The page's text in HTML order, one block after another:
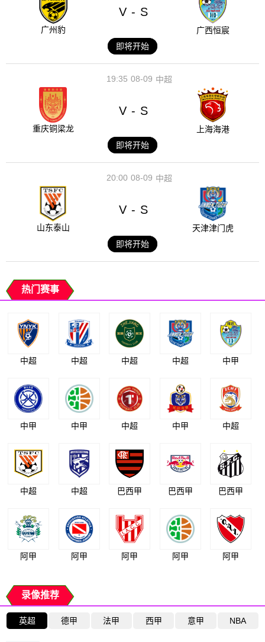
广州豹
V - S
广西恒宸
即将开始
08-09
19:35 中超
重庆铜梁龙
V - S
上海海港
即将开始
08-09
20:00 中超
山东泰山
V - S
天津津门虎
即将开始
热门赛事
中超 中超 中超 中超 中甲
中甲 中甲 中超 中甲 中超
中超 中超 巴西甲 巴西甲 巴西甲
阿甲 阿甲 阿甲 阿甲 阿甲
录像推荐
英超 德甲 法甲 西甲 意甲 NBA